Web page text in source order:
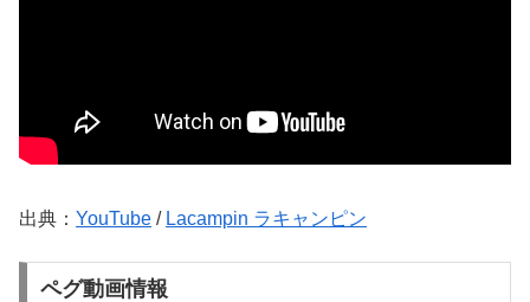
出典： YouTube / Lacampin ラキャンピン
ペグ動画情報